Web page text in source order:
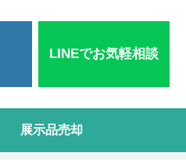
LINEでお気軽相談
展示品売却